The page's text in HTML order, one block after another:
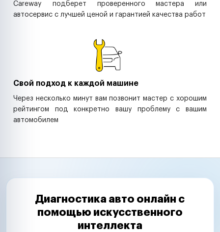
Careway подберет проверенного мастера или
автосервис с лучшей ценой и гарантией качества работ
Свой подход к каждой машине
Через несколько минут вам позвонит мастер с хорошим
рейтингом под конкретно вашу проблему с вашим
автомобилем
Диагностика авто онлайн с
помощью искусственного
интеллекта